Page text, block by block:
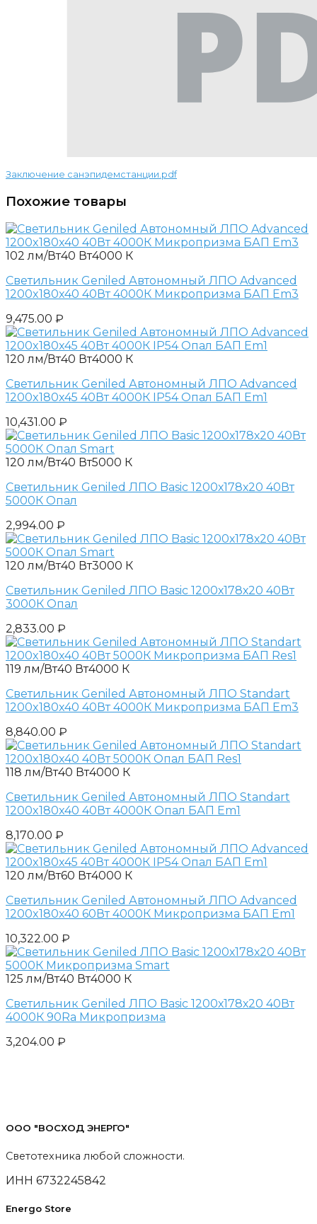
Заключение санэпидемстанции.pdf
Похожие товары
102 лм/Вт40 Вт4000 К
Светильник Geniled Автономный ЛПО Advanced
1200x180x40 40Вт 4000К Микропризма БАП Em3
9,475.00 ₽
120 лм/Вт40 Вт4000 К
Светильник Geniled Автономный ЛПО Advanced
1200x180x45 40Вт 4000К IP54 Опал БАП Em1
10,431.00 ₽
120 лм/Вт40 Вт5000 К
Светильник Geniled ЛПО Basic 1200х178х20 40Вт
5000К Опал
2,994.00 ₽
120 лм/Вт40 Вт3000 К
Светильник Geniled ЛПО Basic 1200х178х20 40Вт
3000К Опал
2,833.00 ₽
119 лм/Вт40 Вт4000 К
Светильник Geniled Автономный ЛПО Standart
1200x180x40 40Вт 4000К Микропризма БАП Em3
8,840.00 ₽
118 лм/Вт40 Вт4000 К
Светильник Geniled Автономный ЛПО Standart
1200x180x40 40Вт 4000К Опал БАП Em1
8,170.00 ₽
120 лм/Вт60 Вт4000 К
Светильник Geniled Автономный ЛПО Advanced
1200x180x40 60Вт 4000К Микропризма БАП Em1
10,322.00 ₽
125 лм/Вт40 Вт4000 К
Светильник Geniled ЛПО Basic 1200х178х20 40Вт
4000К 90Ra Микропризма
3,204.00 ₽
ООО "ВОСХОД ЭНЕРГО"
Светотехника любой сложности.
ИНН 6732245842
Energo Store